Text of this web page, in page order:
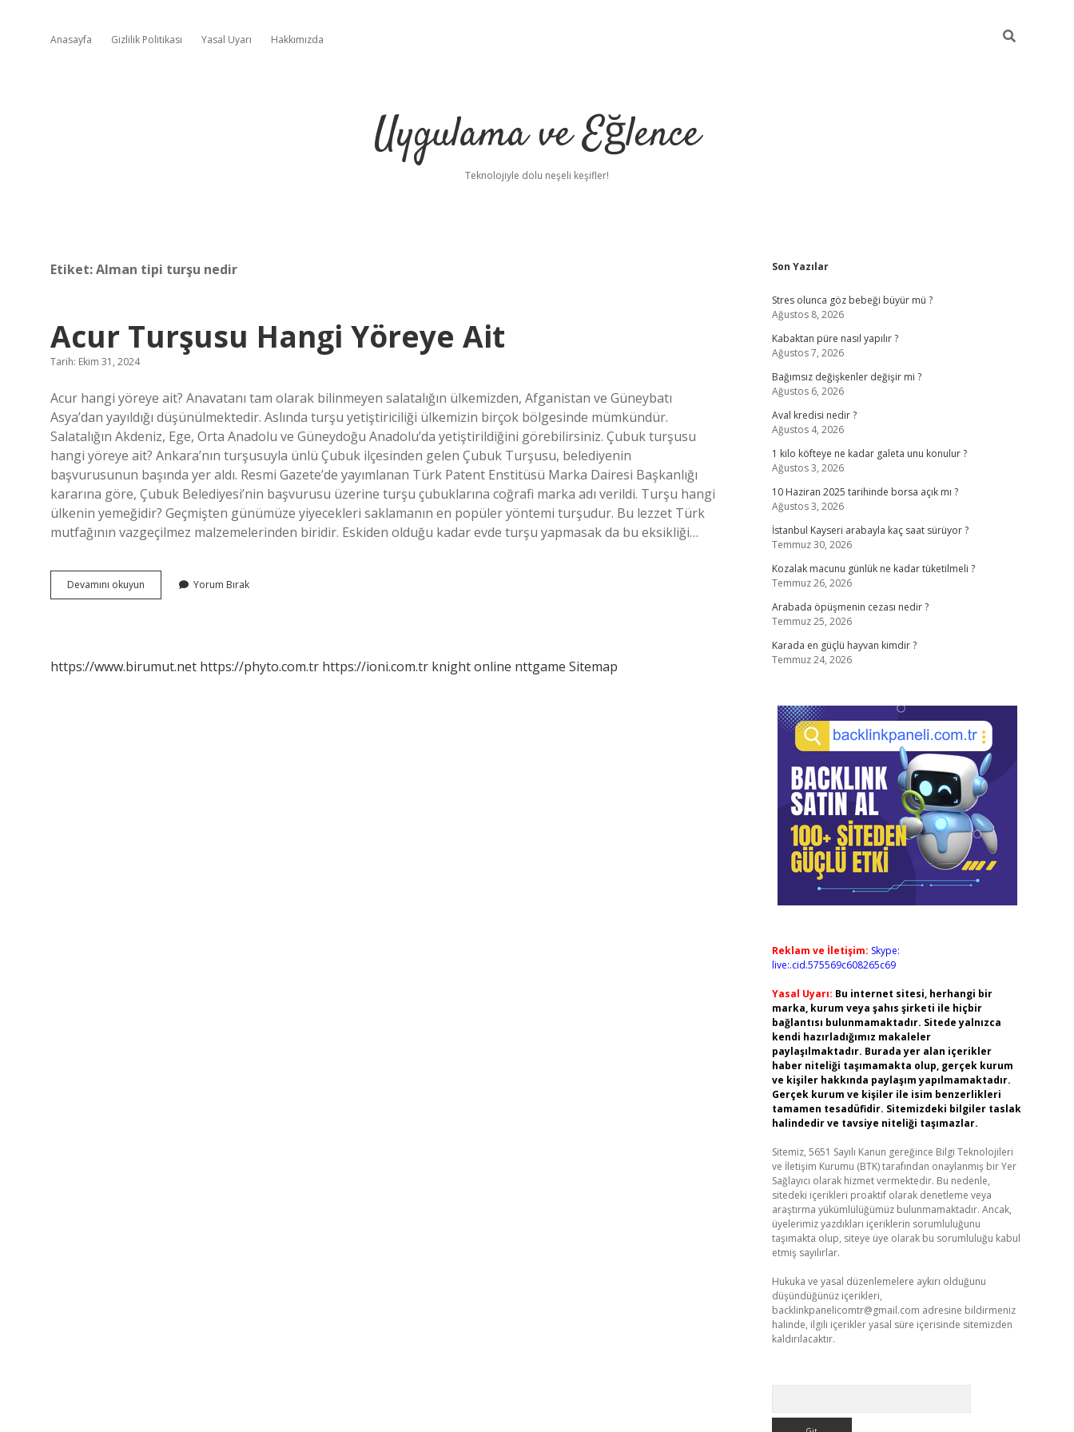
Anasayfa Gizlilik Politikası Yasal Uyarı Hakkımızda
Uygulama ve Eğlence
Teknolojiyle dolu neşeli keşifler!
Etiket:Alman tipi turşu nedir
Acur Turşusu Hangi Yöreye Ait
Tarih: Ekim 31, 2024
Acur hangi yöreye ait? Anavatanı tam olarak bilinmeyen salatalığın ülkemizden, Afganistan ve Güneybatı
Asya’dan yayıldığı düşünülmektedir. Aslında turşu yetiştiriciliği ülkemizin birçok bölgesinde mümkündür.
Salatalığın Akdeniz, Ege, Orta Anadolu ve Güneydoğu Anadolu’da yetiştirildiğini görebilirsiniz. Çubuk turşusu
hangi yöreye ait? Ankara’nın turşusuyla ünlü Çubuk ilçesinden gelen Çubuk Turşusu, belediyenin
başvurusunun başında yer aldı. Resmi Gazete’de yayımlanan Türk Patent Enstitüsü Marka Dairesi Başkanlığı
kararına göre, Çubuk Belediyesi’nin başvurusu üzerine turşu çubuklarına coğrafi marka adı verildi. Turşu hangi
ülkenin yemeğidir? Geçmişten günümüze yiyecekleri saklamanın en popüler yöntemi turşudur. Bu lezzet Türk
mutfağının vazgeçilmez malzemelerinden biridir. Eskiden olduğu kadar evde turşu yapmasak da bu eksikliği…
Devamını okuyun
Turşusu
Yorum Bırak
https://www.birumut.net https://phyto.com.tr https://ioni.com.tr knight online nttgame Sitemap
Sidebar
Son Yazılar
Stres olunca göz bebeği büyür mü ?
Ağustos 8, 2026
Kabaktan püre nasıl yapılır ?
Ağustos 7, 2026
Bağımsız değişkenler değişir mi ?
Ağustos 6, 2026
Aval kredisi nedir ?
Ağustos 4, 2026
1 kilo köfteye ne kadar galeta unu konulur ?
Ağustos 3, 2026
10 Haziran 2025 tarihinde borsa açık mı ?
Ağustos 3, 2026
İstanbul Kayseri arabayla kaç saat sürüyor ?
Temmuz 30, 2026
Kozalak macunu günlük ne kadar tüketilmeli ?
Temmuz 26, 2026
Arabada öpüşmenin cezası nedir ?
Temmuz 25, 2026
Karada en güçlü hayvan kimdir ?
Temmuz 24, 2026
Reklam ve İletişim: Skype:
live:.cid.575569c608265c69
Yasal Uyarı: Bu internet sitesi, herhangi bir
marka, kurum veya şahıs şirketi ile hiçbir
bağlantısı bulunmamaktadır. Sitede yalnızca
kendi hazırladığımız makaleler
paylaşılmaktadır. Burada yer alan içerikler
haber niteliği taşımamakta olup, gerçek kurum
ve kişiler hakkında paylaşım yapılmamaktadır.
Gerçek kurum ve kişiler ile isim benzerlikleri
tamamen tesadüfidir. Sitemizdeki bilgiler taslak
halindedir ve tavsiye niteliği taşımazlar.
Sitemiz, 5651 Sayılı Kanun gereğince Bilgi Teknolojileri
ve İletişim Kurumu (BTK) tarafından onaylanmış bir Yer
Sağlayıcı olarak hizmet vermektedir. Bu nedenle,
sitedeki içerikleri proaktif olarak denetleme veya
araştırma yükümlülüğümüz bulunmamaktadır. Ancak,
üyelerimiz yazdıkları içeriklerin sorumluluğunu
taşımakta olup, siteye üye olarak bu sorumluluğu kabul
etmiş sayılırlar.
Hukuka ve yasal düzenlemelere aykırı olduğunu
düşündüğünüz içerikleri,
backlinkpanelicomtr@gmail.com adresine bildirmeniz
halinde, ilgili içerikler yasal süre içerisinde sitemizden
kaldırılacaktır.